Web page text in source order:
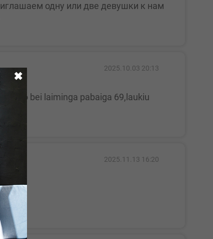
2025.10.03 20:13
2025.11.13 16:20
✖